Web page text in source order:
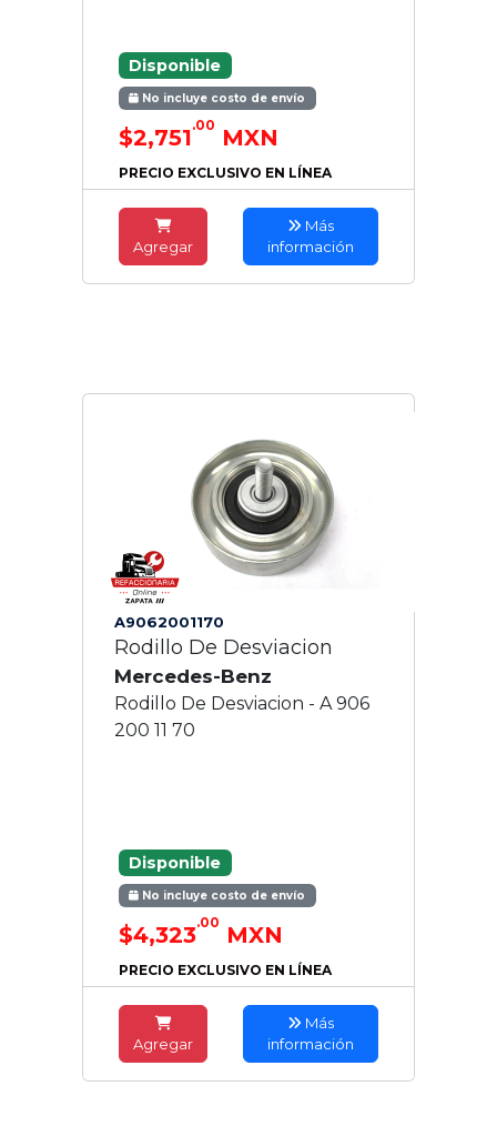
Disponible
No incluye costo de envío
$2,751.00 MXN
PRECIO EXCLUSIVO EN LÍNEA
Agregar
Más
información
A9062001170
Rodillo De Desviacion
Mercedes-Benz
Rodillo De Desviacion - A 906
200 11 70
Disponible
No incluye costo de envío
$4,323.00 MXN
PRECIO EXCLUSIVO EN LÍNEA
Agregar
Más
información